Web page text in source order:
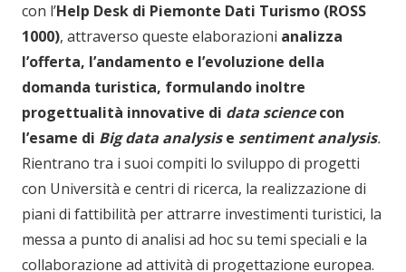
con l’Help Desk di Piemonte Dati Turismo (ROSS
1000), attraverso queste elaborazioni analizza
l’offerta, l’andamento e l’evoluzione della
domanda turistica, formulando inoltre
progettualità innovative di data sciencecon
l’esame di Big data analysise sentiment analysis.
Rientrano tra i suoi compiti lo sviluppo di progetti
con Università e centri di ricerca, la realizzazione di
piani di fattibilità per attrarre investimenti turistici, la
messa a punto di analisi ad hoc su temi speciali e la
collaborazione ad attività di progettazione europea.